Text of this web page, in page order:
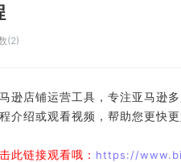
(2)
逊店铺运营工具，专注亚马逊多
介绍或观看视频，帮助您更快更
此链接观看哦： https://